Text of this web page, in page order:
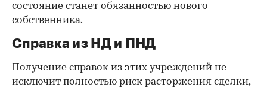
состояние станет обязанностью нового
собственника.
Справка из НД и ПНД
Получение справок из этих учреждений не
исключит полностью риск расторжения сделки,